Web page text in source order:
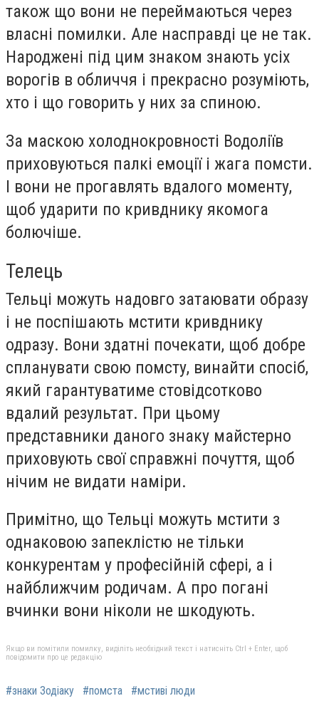
також що вони не переймаються через
власні помилки. Але насправді це не так.
Народжені під цим знаком знають усіх
ворогів в обличчя і прекрасно розуміють,
хто і що говорить у них за спиною.
За маскою холоднокровності Водоліїв
приховуються палкі емоції і жага помсти.
І вони не прогавлять вдалого моменту,
щоб ударити по кривднику якомога
болючіше.
Телець
Тельці можуть надовго затаювати образу
і не поспішають мстити кривднику
одразу. Вони здатні почекати, щоб добре
спланувати свою помсту, винайти спосіб,
який гарантуватиме стовідсотково
вдалий результат. При цьому
представники даного знаку майстерно
приховують свої справжні почуття, щоб
нічим не видати наміри.
Примітно, що Тельці можуть мстити з
однаковою запеклістю не тільки
конкурентам у професійній сфері, а і
найближчим родичам. А про погані
вчинки вони ніколи не шкодують.
Якщо ви помітили помилку, виділіть необхідний текст і натисніть Ctrl + Enter, щоб
повідомити про це редакцію
#знаки Зодіаку #помста #мстиві люди